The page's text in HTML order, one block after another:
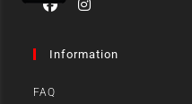
Information
FAQ